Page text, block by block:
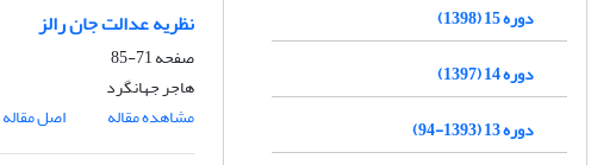
نظریه عدالت جان رالز
صفحه71-85
هاجر جهانگرد
مشاهده مقاله
اصل مقاله
دوره 15 (1398)
دوره 14 (1397)
دوره 13 (1393-94)